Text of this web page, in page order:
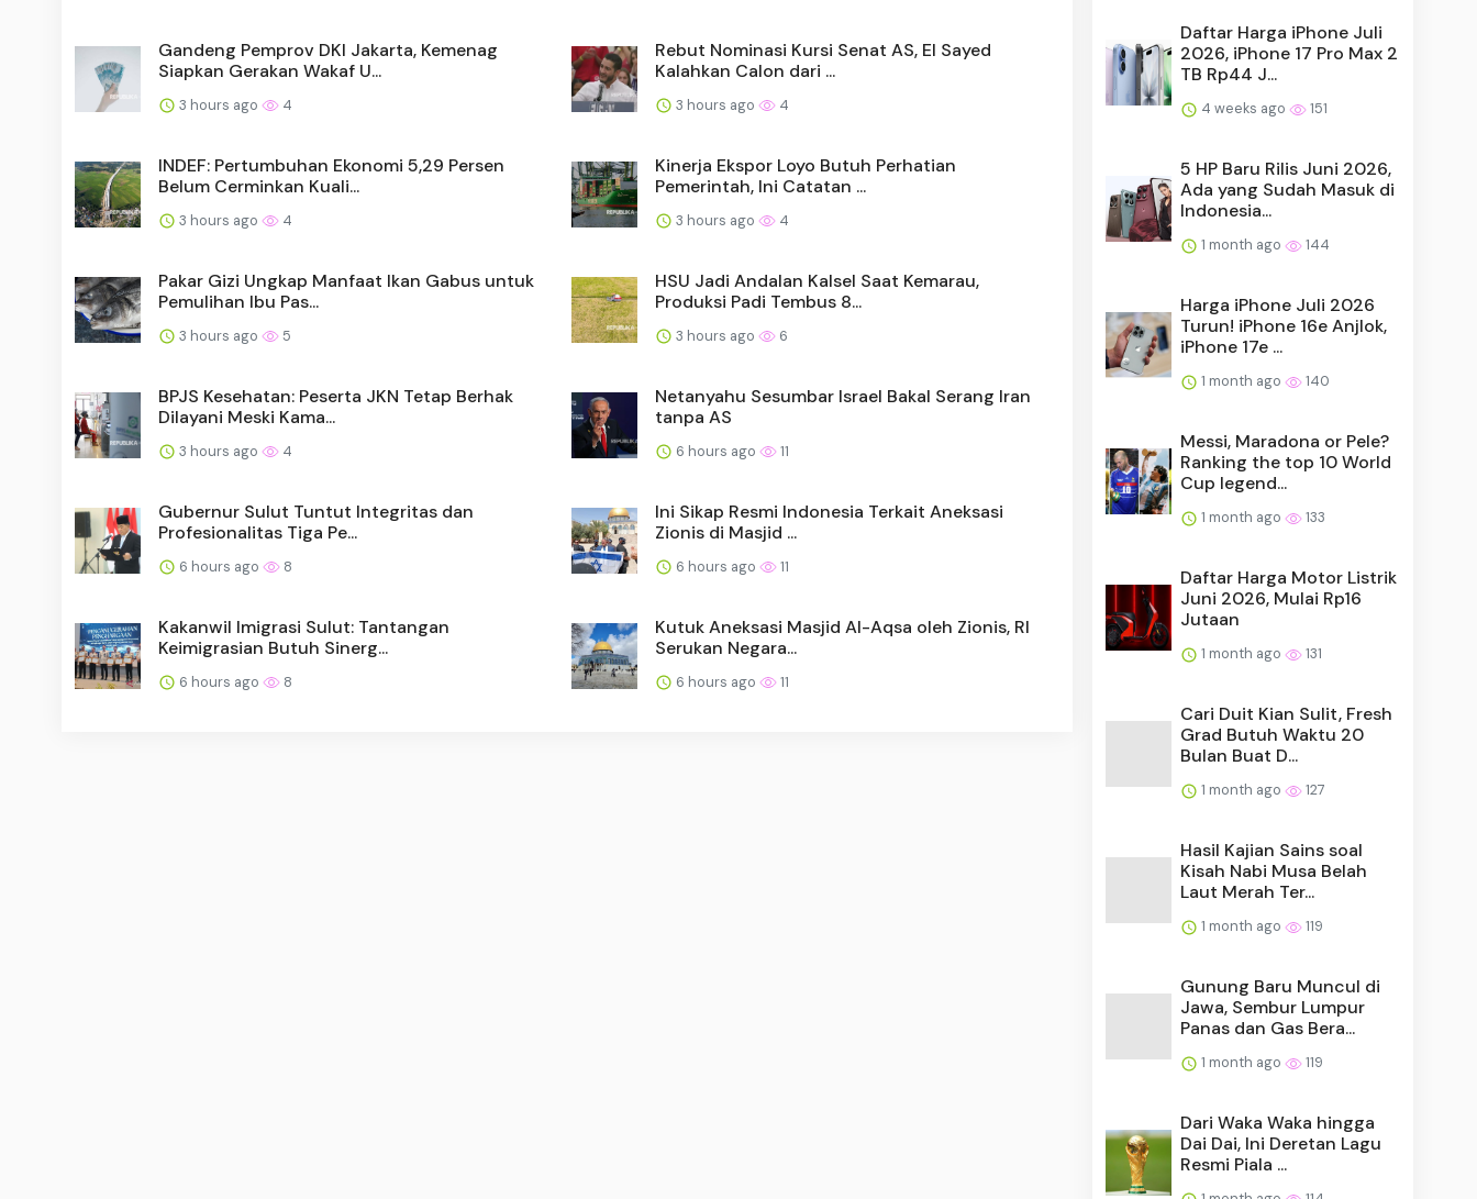
Gandeng Pemprov DKI Jakarta, Kemenag
Siapkan Gerakan Wakaf U...
3 hours ago 4
Rebut Nominasi Kursi Senat AS, El Sayed
Kalahkan Calon dari ...
3 hours ago 4
INDEF: Pertumbuhan Ekonomi 5,29 Persen
Belum Cerminkan Kuali...
3 hours ago 4
Kinerja Ekspor Loyo Butuh Perhatian
Pemerintah, Ini Catatan ...
3 hours ago 4
Pakar Gizi Ungkap Manfaat Ikan Gabus untuk
Pemulihan Ibu Pas...
3 hours ago 5
HSU Jadi Andalan Kalsel Saat Kemarau,
Produksi Padi Tembus 8...
3 hours ago 6
BPJS Kesehatan: Peserta JKN Tetap Berhak
Dilayani Meski Kama...
3 hours ago 4
Netanyahu Sesumbar Israel Bakal Serang Iran
tanpa AS
6 hours ago 11
Gubernur Sulut Tuntut Integritas dan
Profesionalitas Tiga Pe...
6 hours ago 8
Ini Sikap Resmi Indonesia Terkait Aneksasi
Zionis di Masjid ...
6 hours ago 11
Kakanwil Imigrasi Sulut: Tantangan
Keimigrasian Butuh Sinerg...
6 hours ago 8
Kutuk Aneksasi Masjid Al-Aqsa oleh Zionis, RI
Serukan Negara...
6 hours ago 11
Daftar Harga iPhone Juli
2026, iPhone 17 Pro Max 2
TB Rp44 J...
4 weeks ago 151
5 HP Baru Rilis Juni 2026,
Ada yang Sudah Masuk di
Indonesia...
1 month ago 144
Harga iPhone Juli 2026
Turun! iPhone 16e Anjlok,
iPhone 17e ...
1 month ago 140
Messi, Maradona or Pele?
Ranking the top 10 World
Cup legend...
1 month ago 133
Daftar Harga Motor Listrik
Juni 2026, Mulai Rp16
Jutaan
1 month ago 131
Cari Duit Kian Sulit, Fresh
Grad Butuh Waktu 20
Bulan Buat D...
1 month ago 127
Hasil Kajian Sains soal
Kisah Nabi Musa Belah
Laut Merah Ter...
1 month ago 119
Gunung Baru Muncul di
Jawa, Sembur Lumpur
Panas dan Gas Bera...
1 month ago 119
Dari Waka Waka hingga
Dai Dai, Ini Deretan Lagu
Resmi Piala ...